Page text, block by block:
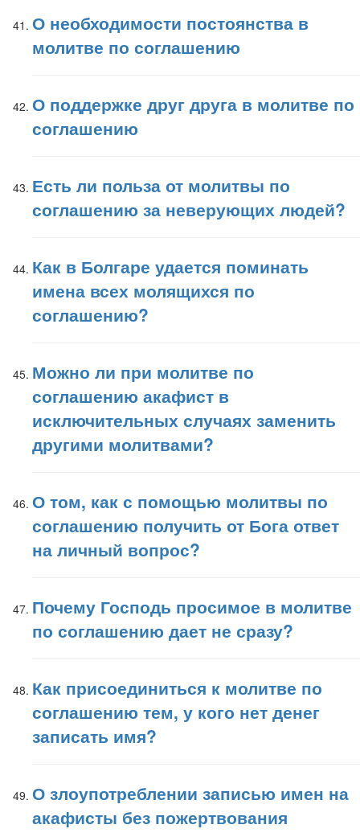
О необходимости постоянства в
молитве по соглашению
О поддержке друг друга в молитве по
соглашению
Есть ли польза от молитвы по
соглашению за неверующих людей?
Как в Болгаре удается поминать
имена всех молящихся по
соглашению?
Можно ли при молитве по
соглашению акафист в
исключительных случаях заменить
другими молитвами?
О том, как с помощью молитвы по
соглашению получить от Бога ответ
на личный вопрос?
Почему Господь просимое в молитве
по соглашению дает не сразу?
Как присоединиться к молитве по
соглашению тем, у кого нет денег
записать имя?
О злоупотреблении записью имен на
акафисты без пожертвования